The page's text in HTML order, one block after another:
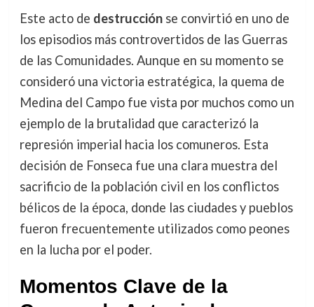
Este acto de destrucciónse convirtió en uno de
los episodios más controvertidos de las Guerras
de las Comunidades. Aunque en su momento se
consideró una victoria estratégica, la quema de
Medina del Campo fue vista por muchos como un
ejemplo de la brutalidad que caracterizó la
represión imperial hacia los comuneros. Esta
decisión de Fonseca fue una clara muestra del
sacrificio de la población civil en los conflictos
bélicos de la época, donde las ciudades y pueblos
fueron frecuentemente utilizados como peones
en la lucha por el poder.
Momentos Clave de la